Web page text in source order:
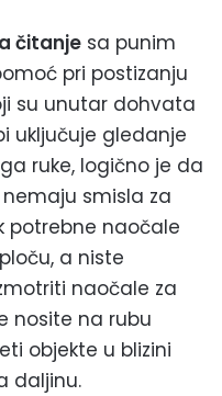
čitanje sa punim
pri postizanju
su unutar dohvata
uključuje gledanje
ruke, logično je da
smisla za
potrebne naočale
a niste
naočale za
nosite na rubu
objekte u blizini
daljinu.